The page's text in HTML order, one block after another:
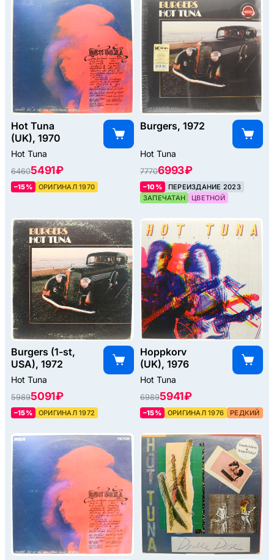
Hot Tuna
(UK), 1970
Hot Tuna
64605491 ₽
–15% ОРИГИНАЛ 1970
Burgers, 1972
Hot Tuna
77706993 ₽
–10%
ПЕРЕИЗДАНИЕ 2023
ЗАПЕЧАТАН
ЦВЕТНОЙ
Burgers (1-st,
USA), 1972
Hot Tuna
59895091 ₽
–15% ОРИГИНАЛ 1972
Hoppkorv
(UK), 1976
Hot Tuna
69895941 ₽
–15% ОРИГИНАЛ 1976 РЕДКИЙ